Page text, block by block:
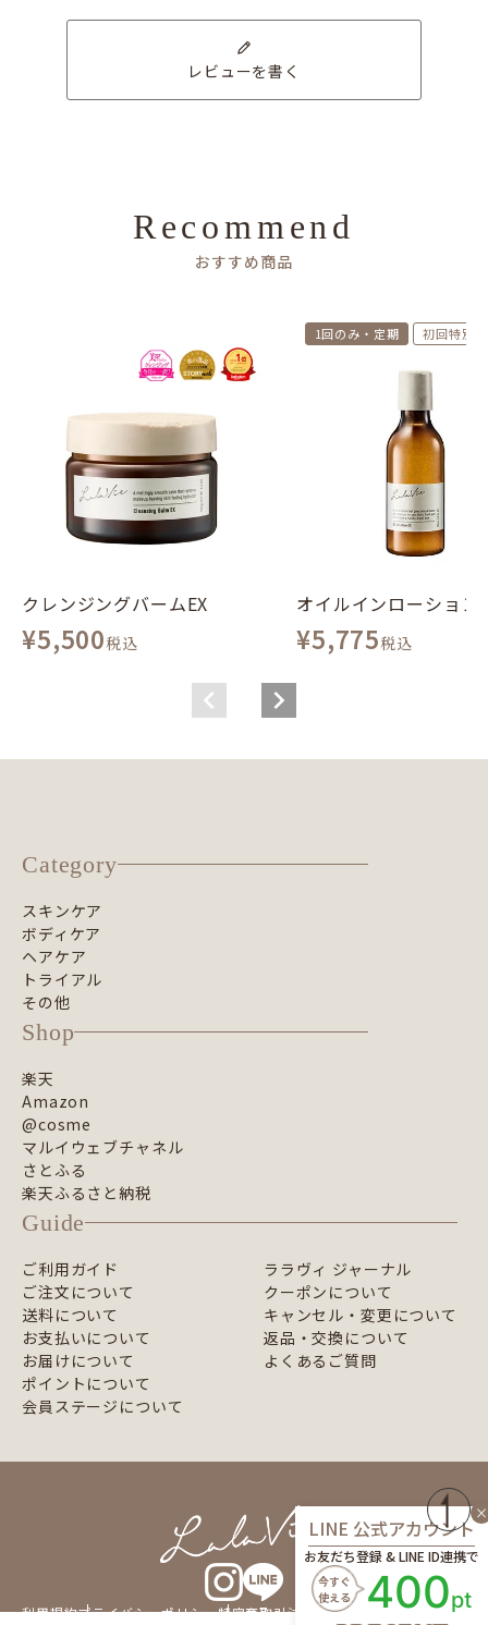
レビューを書く
Recommend
おすすめ商品
クレンジングバームEX
¥5,500税込
オイルインローション
1回のみ・定期 初回特別
¥5,775税込
×
LINE 公式アカウント
お友だち登録 & LINE ID連携で
今すぐ
使える
400pt
Category
スキンケア
ボディケア
ヘアケア
トライアル
その他
Shop
楽天
Amazon
@cosme
マルイウェブチャネル
さとふる
楽天ふるさと納税
Guide
ご利用ガイド
ご注文について
送料について
お支払いについて
お届けについて
ポイントについて
会員ステージについて
ララヴィ ジャーナル
クーポンについて
キャンセル・変更について
返品・交換について
よくあるご質問
利用規約プライバシーポリシー特定商取引法に基づく表記企業情報